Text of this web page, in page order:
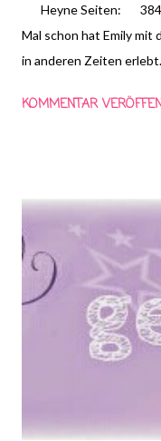
Heyne Seiten: 384
Mal schon hat Emily mit
in anderen Zeiten
Matt zu vergessen und
gefunden. Und noch
charmanten Cullum
Zwanzigerjahre. Emily
Gefahr: Matt ist dabei,
nur sein Schicksal,
Spiel. Kann Emily da...
KOMMENTAR